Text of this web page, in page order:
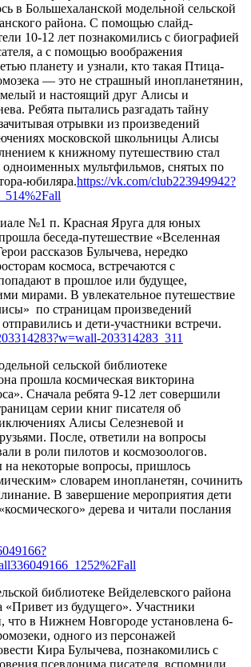
в Большехаланской модельной сельской
района. С помощью слайд-
10-12 лет познакомились с биографией
а с помощью воображения
планету и узнали, кто такая Птица-
— это не страшный инопланетянин,
и настоящий друг Алисы и
Ребята пытались разгадать тайну
отрывки из произведений
московской школьницы Алисы
к книжному путешествию стал
одноименных мультфильмов, снятых по
юбиляра.https://vk.com/club223949942?
№1 п. Красная Яруга для юных
беседа-путешествие «Вселенная
рассказов Булычева, нередко
космоса, встречаются с
в прошлое или будущее,
мирами. В увлекательное путешествие
по страницам произведений
и дети-участники встречи.
203314283_311
сельской библиотеке
прошла космическая викторина
Сначала ребята 9-12 лет совершили
серии книг писателя об
Алисы Селезневой и
После, ответили на вопросы
в роли пилотов и космозоологов.
на некоторые вопросы, пришлось
словарем инопланетян, сочинить
В завершение мероприятия дети
дерева и читали послания
библиотеке Вейделевского района
из будущего». Участники
что в Нижнем Новгороде установлена 6-
одного из персонажей
Кира Булычева, познакомились с